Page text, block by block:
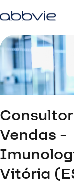
Vendas -
Vitória